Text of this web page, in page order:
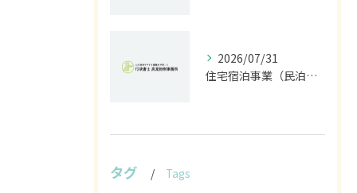
2026/07/31
住宅宿泊事業（民泊）届出を石川県・富山県・福井県で進めるための正しい窓口と必要書類ガイド
タグ Tags